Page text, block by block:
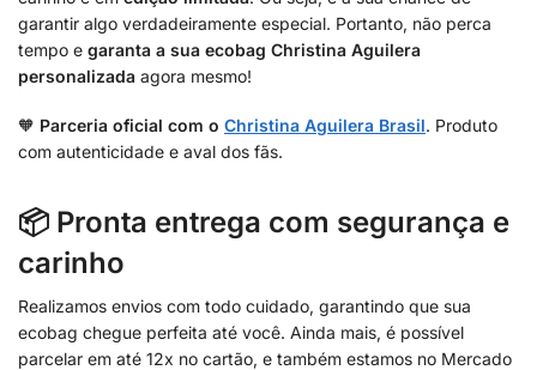
garantir algo verdadeiramente especial. Portanto, não perca
tempo e garanta a sua ecobag Christina Aguilera
personalizada agora mesmo!
🧡 Parceria oficial com o Christina Aguilera Brasil. Produto
com autenticidade e aval dos fãs.
📦 Pronta entrega com segurança e
carinho
Realizamos envios com todo cuidado, garantindo que sua
ecobag chegue perfeita até você. Ainda mais, é possível
parcelar em até 12x no cartão, e também estamos no Mercado